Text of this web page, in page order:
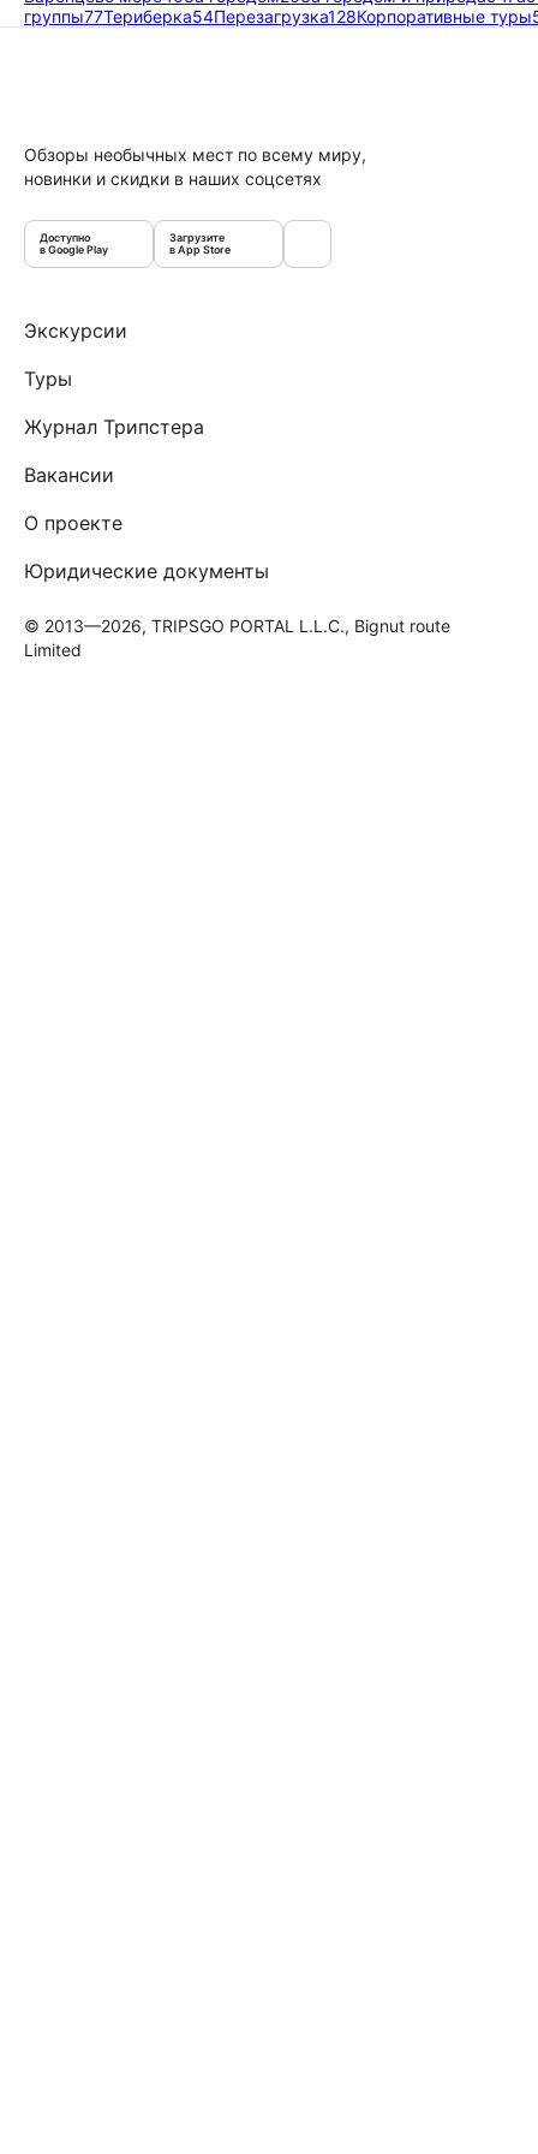
группы77Териберка54Перезагрузка128Корпоративные туры
Обзоры необычных мест по всему миру,
новинки и скидки в наших соцсетях
Доступно
в Google Play
Загрузите
в App Store
Экскурсии
Туры
Журнал Трипстера
Вакансии
О проекте
Юридические документы
© 2013—2026, TRIPSGO PORTAL L.L.C., Bignut route
Limited